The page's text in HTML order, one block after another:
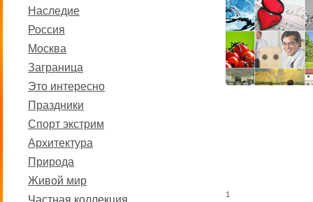
Наследие
Россия
Москва
Заграница
Это интересно
Праздники
Спорт экстрим
Архитектура
Природа
Живой мир
Частная коллекция
1